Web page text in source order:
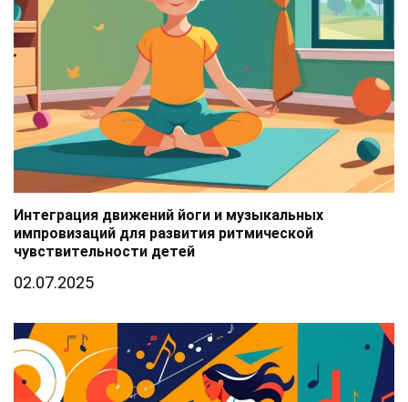
Интеграция движений йоги и музыкальных
импровизаций для развития ритмической
чувствительности детей
02.07.2025